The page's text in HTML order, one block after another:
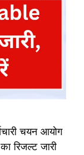
चयन आयोग
रिजल्ट जारी